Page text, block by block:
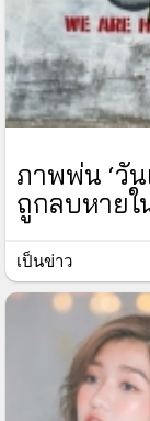
ภาพพ่น ‘วั
ถูกลบหายใ
เป็นข่าว